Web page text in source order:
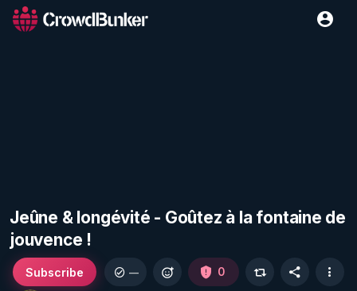
Jeûne & longévité - Goûtez à la fontaine de
jouvence !
Subscribe — 0